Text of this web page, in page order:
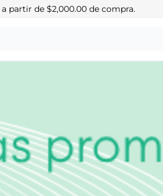
a partir de $2,000.00 de compra.